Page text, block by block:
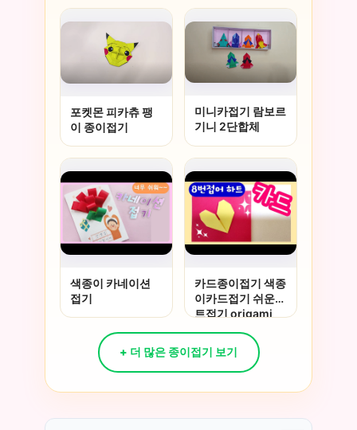
포켓몬 피카츄 팽
이 종이접기
미니카접기 람보르
기니 2단합체
색종이 카네이션
접기
카드종이접기 색종
이카드접기 쉬운하
트접기 origami
+ 더 많은 종이접기 보기